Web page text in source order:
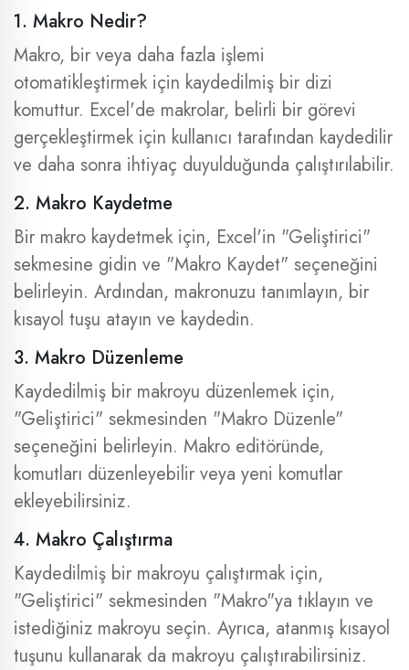
1. Makro Nedir?
Makro, bir veya daha fazla işlemi
otomatikleştirmek için kaydedilmiş bir dizi
komuttur. Excel'de makrolar, belirli bir görevi
gerçekleştirmek için kullanıcı tarafından kaydedilir
ve daha sonra ihtiyaç duyulduğunda çalıştırılabilir.
2. Makro Kaydetme
Bir makro kaydetmek için, Excel'in "Geliştirici"
sekmesine gidin ve "Makro Kaydet" seçeneğini
belirleyin. Ardından, makronuzu tanımlayın, bir
kısayol tuşu atayın ve kaydedin.
3. Makro Düzenleme
Kaydedilmiş bir makroyu düzenlemek için,
"Geliştirici" sekmesinden "Makro Düzenle"
seçeneğini belirleyin. Makro editöründe,
komutları düzenleyebilir veya yeni komutlar
ekleyebilirsiniz.
4. Makro Çalıştırma
Kaydedilmiş bir makroyu çalıştırmak için,
"Geliştirici" sekmesinden "Makro"ya tıklayın ve
istediğiniz makroyu seçin. Ayrıca, atanmış kısayol
tuşunu kullanarak da makroyu çalıştırabilirsiniz.